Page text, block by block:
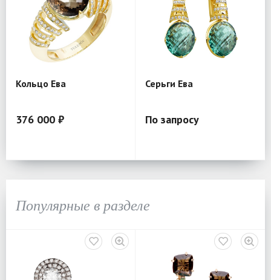
Кольцо Ева
376 000 ₽
Серьги Ева
По запросу
Популярные в разделе